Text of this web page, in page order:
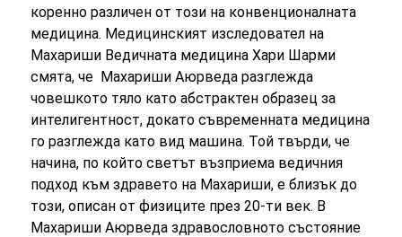
коренно различен от този на конвенционалната
медицина. Медицинският изследовател на
Махариши Ведичната медицина Хари Шарми
смята, че Махариши Аюрведа разглежда
човешкото тяло като абстрактен образец за
интелигентност, докато съвременната медицина
го разглежда като вид машина. Той твърди, че
начина, по който светът възприема ведичния
подход към здравето на Махариши, е близък до
този, описан от физиците през 20-ти век. В
Махариши Аюрведа здравословното състояние